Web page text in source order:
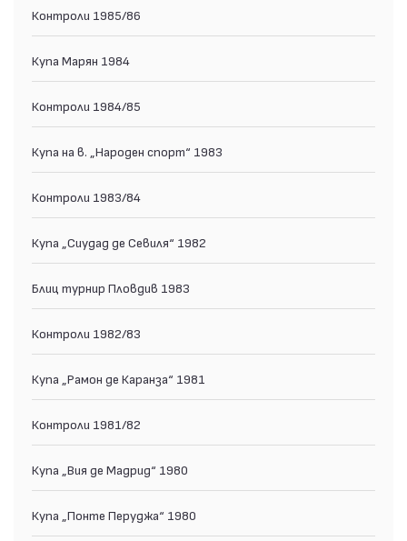
Контроли 1985/86
Купа Марян 1984
Контроли 1984/85
Купа на в. „Народен спорт“ 1983
Контроли 1983/84
Купа „Сиудад де Севиля“ 1982
Блиц турнир Пловдив 1983
Контроли 1982/83
Купа „Рамон де Каранза“ 1981
Контроли 1981/82
Купа „Вия де Мадрид“ 1980
Купа „Понте Перуджа“ 1980